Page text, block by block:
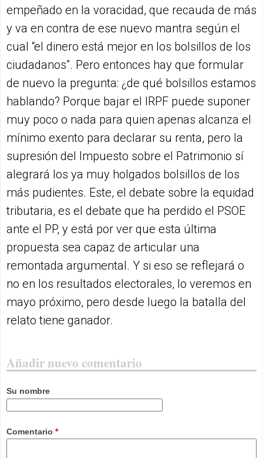
empeñado en la voracidad, que recauda de más
y va en contra de ese nuevo mantra según el
cual “el dinero está mejor en los bolsillos de los
ciudadanos”. Pero entonces hay que formular
de nuevo la pregunta: ¿de qué bolsillos estamos
hablando? Porque bajar el IRPF puede suponer
muy poco o nada para quien apenas alcanza el
mínimo exento para declarar su renta, pero la
supresión del Impuesto sobre el Patrimonio sí
alegrará los ya muy holgados bolsillos de los
más pudientes. Este, el debate sobre la equidad
tributaria, es el debate que ha perdido el PSOE
ante el PP, y está por ver que esta última
propuesta sea capaz de articular una
remontada argumental. Y si eso se reflejará o
no en los resultados electorales, lo veremos en
mayo próximo, pero desde luego la batalla del
relato tiene ganador.
Añadir nuevo comentario
Su nombre
Comentario *